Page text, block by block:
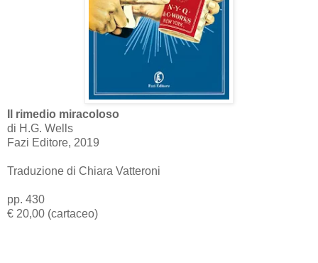
Il rimedio miracoloso
di H.G. Wells
Fazi Editore, 2019
Traduzione di Chiara Vatteroni
pp. 430
€ 20,00 (cartaceo)